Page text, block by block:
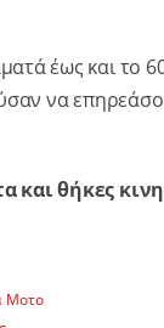
έως και
να
και θήκες
Μοτο